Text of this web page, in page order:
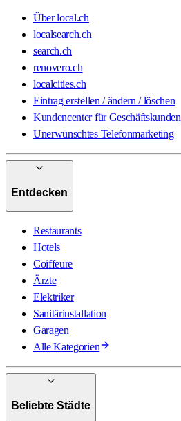
Über local.ch
localsearch.ch
search.ch
renovero.ch
localcities.ch
Eintrag erstellen / ändern / löschen
Kundencenter für Geschäftskunden
Unerwünschtes Telefonmarketing
Entdecken
Restaurants
Hotels
Coiffeure
Ärzte
Elektriker
Sanitärinstallation
Garagen
Alle Kategorien
Beliebte Städte